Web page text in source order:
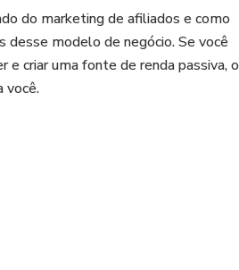
do marketing de afiliados e como
desse modelo de negócio. Se você
criar uma fonte de renda passiva, o
você.